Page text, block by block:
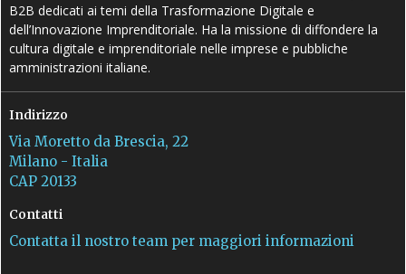
B2B dedicati ai temi della Trasformazione Digitale e
dell’Innovazione Imprenditoriale. Ha la missione di diffondere la
cultura digitale e imprenditoriale nelle imprese e pubbliche
amministrazioni italiane.
Indirizzo
Via Moretto da Brescia, 22
Milano - Italia
CAP 20133
Contatti
Contatta il nostro team per maggiori informazioni